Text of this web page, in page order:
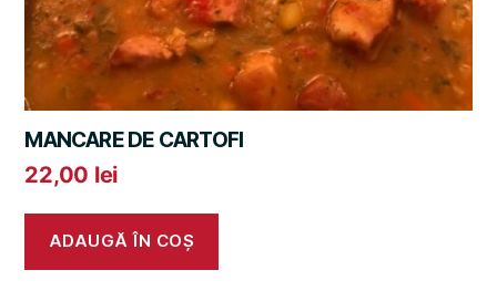
MANCARE DE CARTOFI
22,00 lei
ADAUGĂ ÎN COȘ